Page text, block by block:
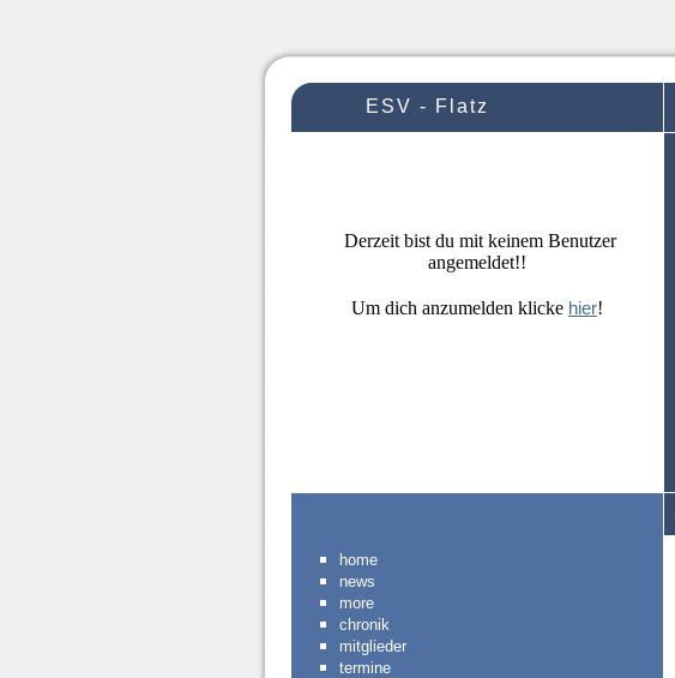
ESV - Flatz
Derzeit bist du mit keinem Benutzer
angemeldet!!
Um dich anzumelden klicke hier!
home
news
more
chronik
mitglieder
termine